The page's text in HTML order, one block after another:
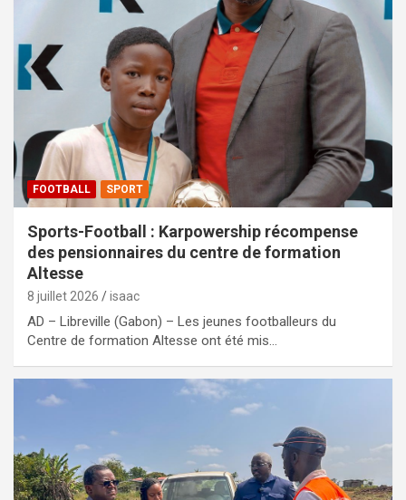
FOOTBALL SPORT
Sports-Football : Karpowership récompense
des pensionnaires du centre de formation
Altesse
8 juillet 2026 isaac
AD – Libreville (Gabon) – Les jeunes footballeurs du
Centre de formation Altesse ont été mis…